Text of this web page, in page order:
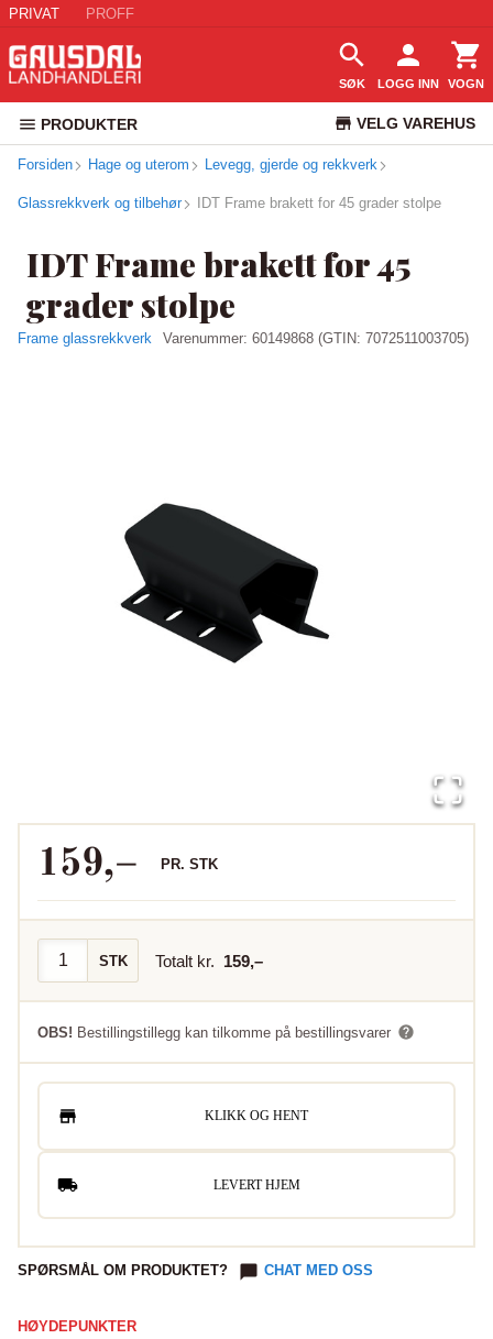
PRIVAT PROFF
SØK LOGG INN VOGN
PRODUKTER VELG VAREHUS
KUNDESERVICE
Forsiden Hage og uterom Levegg, gjerde og rekkverk
Glassrekkverk og tilbehør IDT Frame brakett for 45 grader stolpe
IDT Frame brakett for 45
grader stolpe
Frame glassrekkverk Varenummer: 60149868 (GTIN: 7072511003705)
159,– PR. STK
STK Totalt kr. 159,–
OBS! Bestillingstillegg kan tilkomme på bestillingsvarer
KLIKK OG HENT
LEVERT HJEM
SPØRSMÅL OM PRODUKTET? CHAT MED OSS
HØYDEPUNKTER